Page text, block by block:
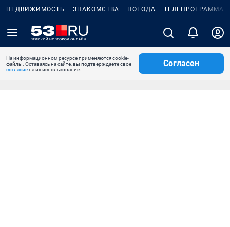
НЕДВИЖИМОСТЬ ЗНАКОМСТВА ПОГОДА ТЕЛЕПРОГРАММА
На информационном ресурсе применяются cookie-
файлы. Оставаясь на сайте, вы подтверждаете свое
согласиена их использование.
Согласен